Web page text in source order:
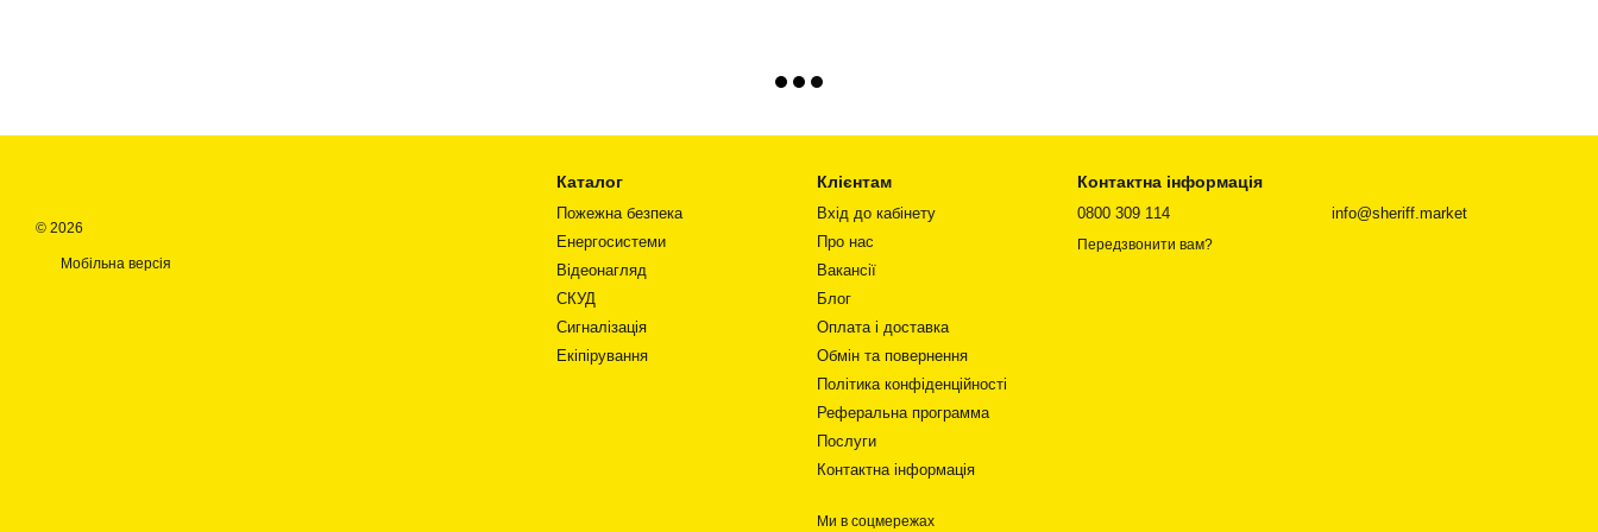
© 2026
Мобільна версія
Каталог
Пожежна безпека
Енергосистеми
Відеонагляд
СКУД
Сигналізація
Екіпірування
Клієнтам
Вхід до кабінету
Про нас
Вакансії
Блог
Оплата і доставка
Обмін та повернення
Політика конфіденційності
Реферальна программа
Послуги
Контактна інформація
Ми в соцмережах
Контактна інформація
0800 309 114
Передзвонити вам?
info@sheriff.market